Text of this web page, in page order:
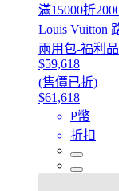
滿15000折
Louis Vuitton
兩用包-福利
$59,618
(售價已折)
$61,618
P幣
折扣